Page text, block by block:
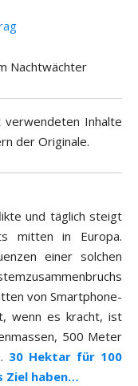
Nachtwächter
verwendeten Inhalte
der Originale.
und täglich steigt
mitten in Europa.
einer solchen
von Smartphone-
wenn es kracht, ist
500 Meter
30 Hektar für 100
Ziel haben…